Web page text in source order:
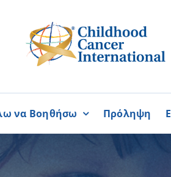
να Βοηθήσω
ΓΙΝΟΜΑΙ
Πρόληψη